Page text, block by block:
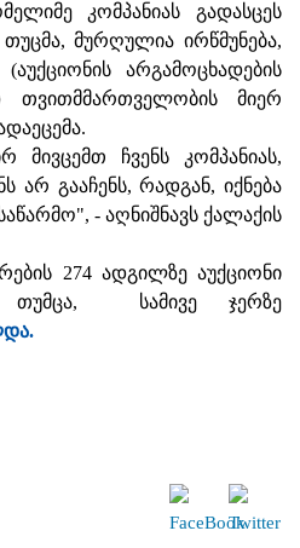
კომპანიას გადასცეს
მურღულია ირწმუნება,
არგამოცხადების
თვითმმართველობის მიერ
მივცემთ ჩვენს კომპანიას,
არ გააჩენს, რადგან, იქნება
- აღნიშნავს ქალაქის
274 ადგილზე აუქციონი
თუმცა, სამივე ჯერზე